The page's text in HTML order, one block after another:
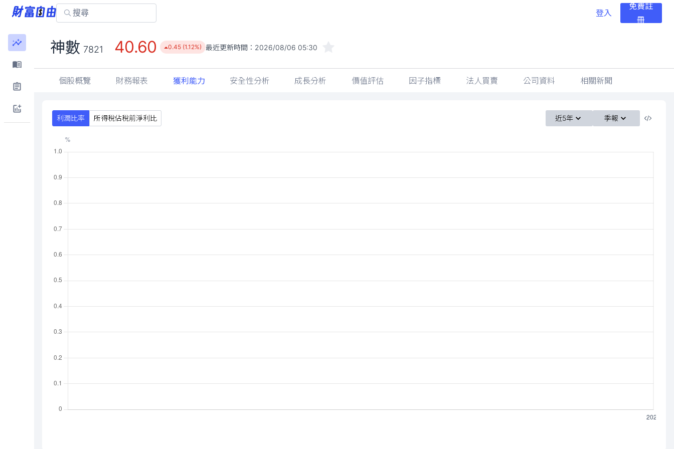
登入
免費註
冊
神數 7821 40.60 0.45 (1.12%) 最近更新時間： 2026/08/06 05:30
個股概覽 財務報表 獲利能力 安全性分析 成長分析 價值評估 因子指標 法人買賣 公司資料 相關新聞
利潤比率 所得稅佔稅前淨利比 近5年 季報